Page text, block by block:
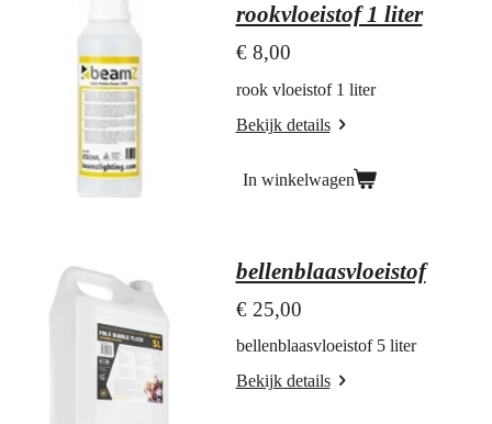
rookvloeistof 1 liter
€ 8,00
rook vloeistof 1 liter
Bekijk details
In winkelwagen
bellenblaasvloeistof
€ 25,00
bellenblaasvloeistof 5 liter
Bekijk details